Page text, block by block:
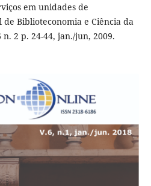
em unidades de
Biblioteconomia e Ciência da
2 p. 24-44, jan./jun, 2009.